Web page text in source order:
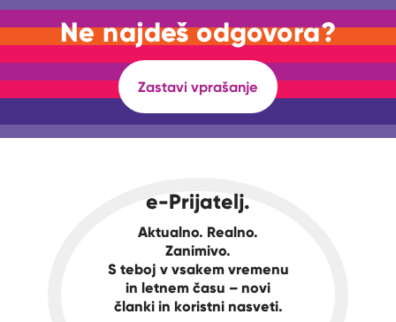
Ne najdeš odgovora?
Zastavi vprašanje
e-Prijatelj.
Aktualno. Realno.
Zanimivo.
S teboj v vsakem vremenu
in letnem času – novi
članki in koristni nasveti.